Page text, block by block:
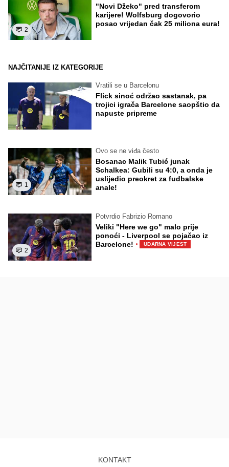
2
"Novi Džeko" pred transferom
karijere! Wolfsburg dogovorio
posao vrijedan čak 25 miliona eura!
NAJČITANIJE IZ KATEGORIJE
Vratili se u Barcelonu
Flick sinoć održao sastanak, pa
trojici igrača Barcelone saopštio da
napuste pripreme
1
Ovo se ne viđa često
Bosanac Malik Tubić junak
Schalkea: Gubili su 4:0, a onda je
uslijedio preokret za fudbalske
anale!
2
Potvrdio Fabrizio Romano
Veliki "Here we go" malo prije
ponoći - Liverpool se pojačao iz
Barcelone! · UDARNA VIJEST
KONTAKT